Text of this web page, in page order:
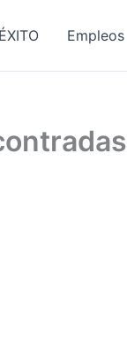
Empleos